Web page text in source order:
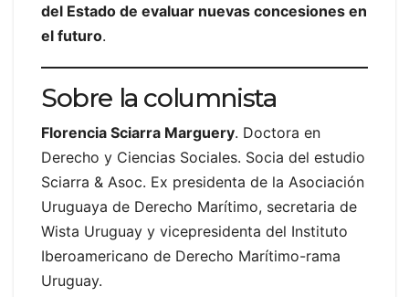
del Estado de evaluar nuevas concesiones en
el futuro.
Sobre la columnista
Florencia Sciarra Marguery. Doctora en
Derecho y Ciencias Sociales. Socia del estudio
Sciarra & Asoc. Ex presidenta de la Asociación
Uruguaya de Derecho Marítimo, secretaria de
Wista Uruguay y vicepresidenta del Instituto
Iberoamericano de Derecho Marítimo-rama
Uruguay.